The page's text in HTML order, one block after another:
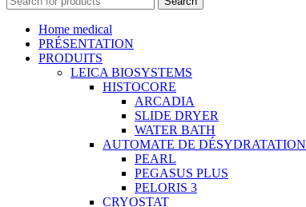
for:
Home medical
PRÉSENTATION
PRODUITS
LEICA BIOSYSTEMS
HISTOCORE
ARCADIA
SLIDE DRYER
WATER BATH
AUTOMATE DE DÉSYDRATATION
PEARL
PEGASUS PLUS
PELORIS 3
CRYOSTAT